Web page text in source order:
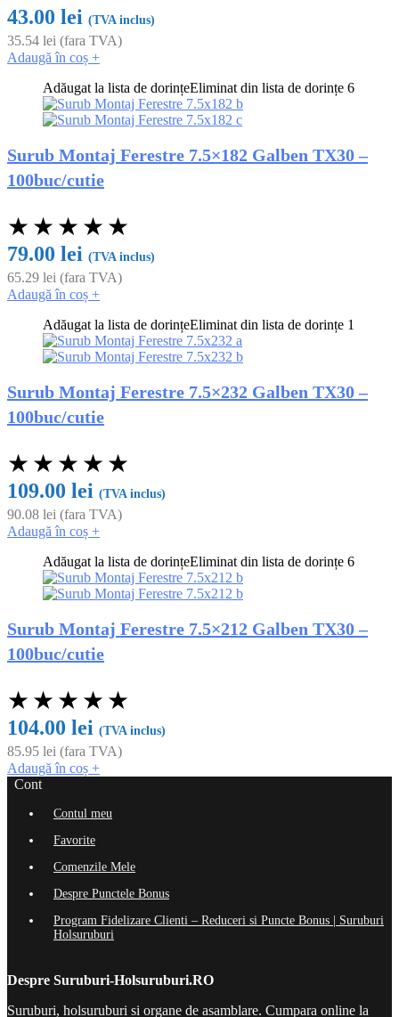
43.00 lei (TVA inclus)
35.54 lei (fara TVA)
Adaugă în coș +
Adăugat la lista de dorințeEliminat din lista de dorințe 6
Surub Montaj Ferestre 7.5×182 Galben TX30 –
100buc/cutie
★ ★ ★ ★ ★
79.00 lei (TVA inclus)
65.29 lei (fara TVA)
Adaugă în coș +
Adăugat la lista de dorințeEliminat din lista de dorințe 1
Surub Montaj Ferestre 7.5×232 Galben TX30 –
100buc/cutie
★ ★ ★ ★ ★
109.00 lei (TVA inclus)
90.08 lei (fara TVA)
Adaugă în coș +
Adăugat la lista de dorințeEliminat din lista de dorințe 6
Surub Montaj Ferestre 7.5×212 Galben TX30 –
100buc/cutie
★ ★ ★ ★ ★
104.00 lei (TVA inclus)
85.95 lei (fara TVA)
Adaugă în coș +
Cont
Contul meu
Favorite
Comenzile Mele
Despre Punctele Bonus
Program Fidelizare Clienti – Reduceri si Puncte Bonus | Suruburi
Holsuruburi
Despre Suruburi-Holsuruburi.RO
Suruburi, holsuruburi si organe de asamblare. Cumpara online la